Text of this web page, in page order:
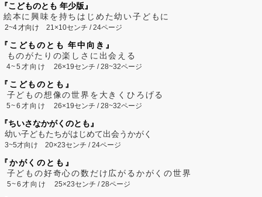
『こどものとも 年少版』
絵本に興味を持ちはじめた幼い子どもに
2~4才向け 21×10センチ / 24ページ
『こどものとも 年中向き』
ものがたりの楽しさに出会える
4~5才向け26×19センチ / 28~32ページ
『こどものとも』
子どもの想像の世界を大きくひろげる
5~6才向け26×19センチ / 28~32ページ
『ちいさなかがくのとも』
幼い子どもたちがはじめて出会うかがく
3~5才向け 20×23センチ / 24ページ
『かがくのとも』
子どもの好奇心の数だけ広がるかがくの世界
5~6才向け25×23センチ / 28ページ